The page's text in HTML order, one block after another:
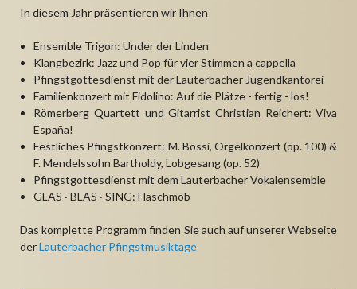
In diesem Jahr präsentieren wir Ihnen
Ensemble Trigon: Under der Linden
Klangbezirk: Jazz und Pop für vier Stimmen a cappella
Pfingstgottesdienst mit der Lauterbacher Jugendkantorei
Familienkonzert mit Fidolino: Auf die Plätze - fertig - los!
Römerberg Quartett und Gitarrist Christian Reichert: Viva
España!
Festliches Pfingstkonzert: M. Bossi, Orgelkonzert (op. 100) &
F. Mendelssohn Bartholdy, Lobgesang (op. 52)
Pfingstgottesdienst mit dem Lauterbacher Vokalensemble
GLAS · BLAS · SING: Flaschmob
Das komplette Programm finden Sie auch auf unserer Webseite
derLauterbacher Pfingstmusiktage